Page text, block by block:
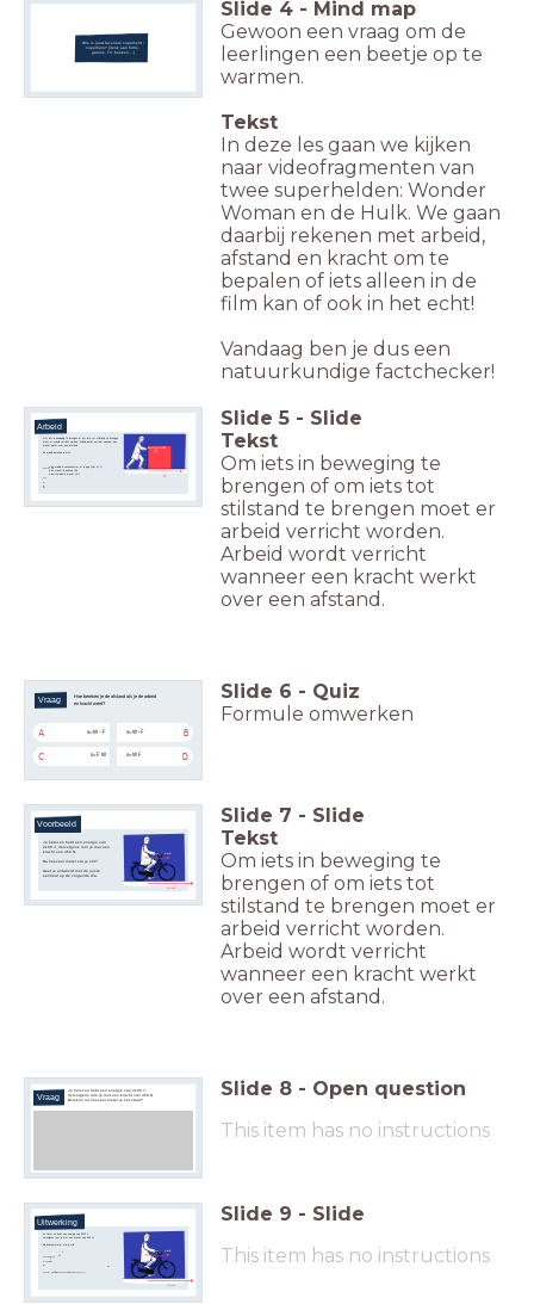
Wie is jouw favoriete superheld /
superhero? (denk aan films,
games, TV, boeken,...)
Slide 4 - Mind map
Gewoon een vraag om de
leerlingen een beetje op te
warmen.
Tekst
In deze les gaan we kijken
naar videofragmenten van
twee superhelden: Wonder
Woman en de Hulk. We gaan
daarbij rekenen met arbeid,
afstand en kracht om te
bepalen of iets alleen in de
film kan of ook in het echt!
Vandaag ben je dus een
natuurkundige factchecker!
Arbeid
Om iets in beweging te brengen of om iets tot stilstand te brengen
moet er arbeid verricht worden. Arbeid wordt verricht wanneer een
kracht werkt over een afstand.
De arbeid bereken je met:
is de arbeid in newtonmeter of in joule (Nm of J)
is de kracht in newton (N)
is de afstand in meter (m)
W=F ⋅s
W
F
s
Slide 5 - Slide
Tekst
Om iets in beweging te
brengen of om iets tot
stilstand te brengen moet er
arbeid verricht worden.
Arbeid wordt verricht
wanneer een kracht werkt
over een afstand.
Vraag
Hoe bereken je de afstand als je de arbeid
en kracht weet?
A s=W−F B
s=W ⋅F
C s=FW D
s=W F
Slide 6 - Quiz
Formule omwerken
Voorbeeld
Je fietst en hebt een energie van
2100 J. Vervolgens rem je met een
kracht van 450 N.
Na hoeveel meter sta je stil?
Geef je antwoord met de juiste
eenheid op de volgende dia.
afstand
Slide 7 - Slide
Tekst
Om iets in beweging te
brengen of om iets tot
stilstand te brengen moet er
arbeid verricht worden.
Arbeid wordt verricht
wanneer een kracht werkt
over een afstand.
Vraag
Je fietst en hebt een energie van 2100 J.
Vervolgens rem je met een kracht van 450 N.
Bereken na hoeveel meter je stil staat?
Slide 8 - Open question
This item has no instructions
Uitwerking
Je fietst en hebt een energie van 2100 J.
Vervolgens rem je met een kracht van 450 N.
Na hoeveel meter sta je stil?
J
N
m
W=2100
W=F ⋅s⇒s=FW=4502100=4 ,7
s=
kracht
afstand
Slide 9 - Slide
This item has no instructions